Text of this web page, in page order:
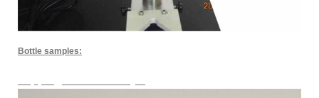
Bottle samples: